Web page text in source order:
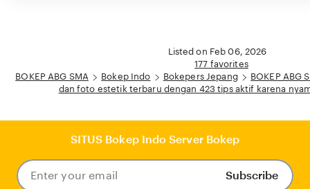
Listed on Feb 06, 2026
177 favorites
BOKEP ABG SMA
Bokep Indo Bokepers Jepang
BOKEP ABG
dan foto estetik terbaru dengan 423 tips aktif karena
SITUS Bokep Indo Server Bokep
Enter
Subscribe